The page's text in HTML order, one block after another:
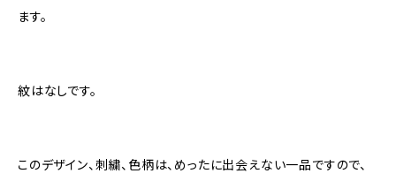
ます。
紋はなしです。
このデザイン、刺繍、色柄は、めったに出会えない一品ですので、